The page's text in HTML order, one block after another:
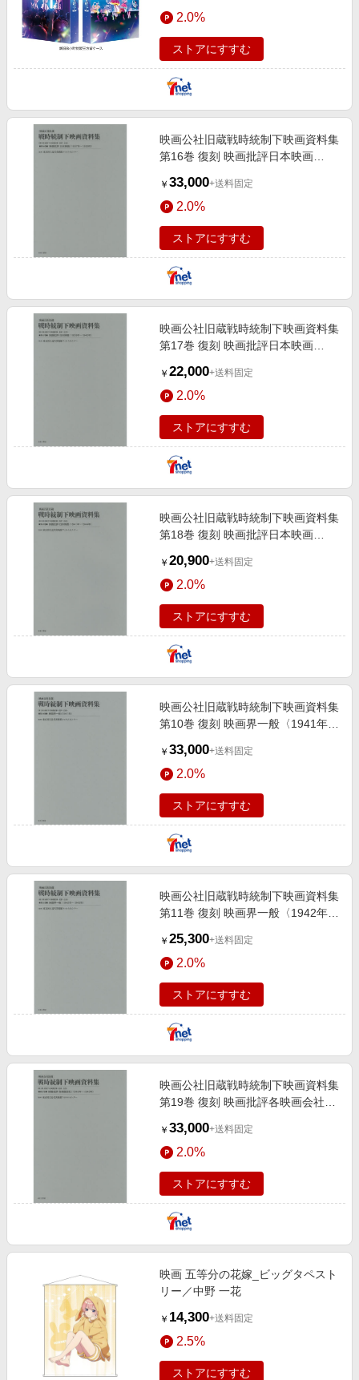
2.0%
ストアにすすむ
映画公社旧蔵戦時統制下映画資料集
第16巻 復刻 映画批評日本映画
￥ 33,000+送料固定
2.0%
ストアにすすむ
映画公社旧蔵戦時統制下映画資料集
第17巻 復刻 映画批評日本映画
￥ 22,000+送料固定
2.0%
ストアにすすむ
映画公社旧蔵戦時統制下映画資料集
第18巻 復刻 映画批評日本映画
￥ 20,900+送料固定
2.0%
ストアにすすむ
映画公社旧蔵戦時統制下映画資料集
第10巻 復刻 映画界一般〈1941年〉
期
￥ 33,000+送料固定
2.0%
ストアにすすむ
映画公社旧蔵戦時統制下映画資料集
第11巻 復刻 映画界一般〈1942年?
評・広告 第2期
￥ 25,300+送料固定
2.0%
ストアにすすむ
映画公社旧蔵戦時統制下映画資料集
第19巻 復刻 映画批評各映画会社
￥ 33,000+送料固定
2.0%
ストアにすすむ
映画 五等分の花嫁_ビッグタペスト
リー／中野 一花
￥ 14,300+送料固定
2.5%
ストアにすすむ